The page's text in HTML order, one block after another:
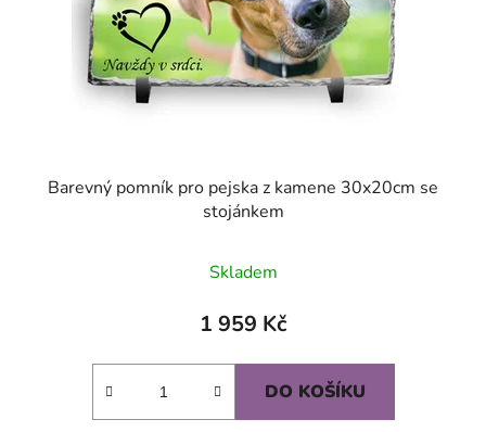
Barevný pomník pro pejska z kamene 30x20cm se
stojánkem
hodnocení
produktu
5,0
Skladem
1 959 Kč
DO KOŠÍKU